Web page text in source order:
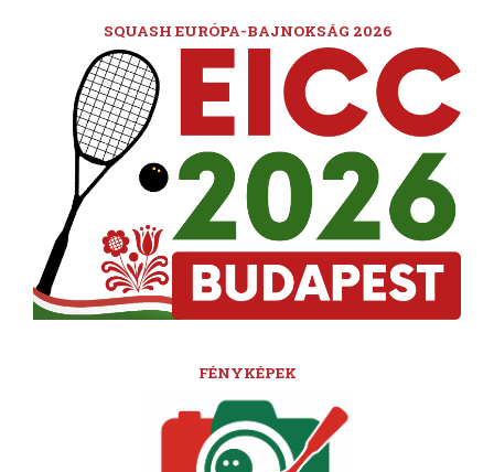
SQUASH EURÓPA-BAJNOKSÁG 2026
FÉNYKÉPEK